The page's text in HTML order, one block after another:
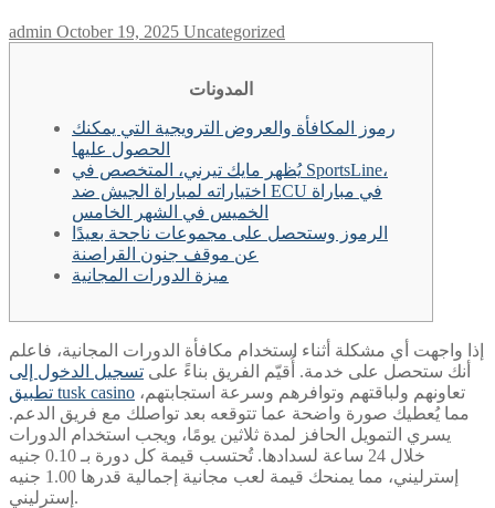
admin October 19, 2025 Uncategorized
المدونات
رموز المكافأة والعروض الترويجية التي يمكنك
الحصول عليها
يُظهر مايك تيرني، المتخصص في SportsLine،
اختياراته لمباراة الجيش ضد ECU في مباراة
الخميس في الشهر الخامس
الرموز وستحصل على مجموعات ناجحة بعيدًا
عن موقف جنون القراصنة
ميزة الدورات المجانية
إذا واجهت أي مشكلة أثناء استخدام مكافأة الدورات المجانية، فاعلم
أنك ستحصل على خدمة. أُقيّم الفريق بناءً على تسجيل الدخول إلى
تطبيق tusk casino
مما يُعطيك صورة واضحة عما تتوقعه بعد تواصلك مع فريق الدعم.
يسري التمويل الحافز لمدة ثلاثين يومًا، ويجب استخدام الدورات
خلال 24 ساعة لسدادها.
تُحتسب قيمة كل دورة بـ 0.10 جنيه
إسترليني، مما يمنحك قيمة لعب مجانية إجمالية قدرها 1.00 جنيه
إسترليني.